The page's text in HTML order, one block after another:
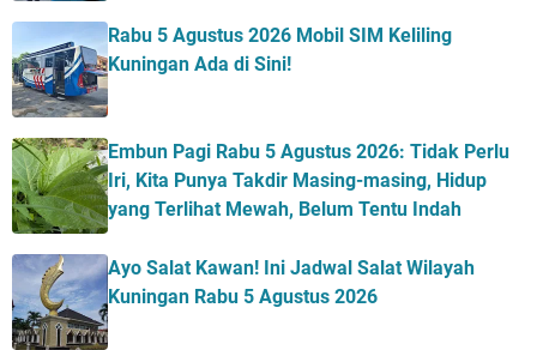
Rabu 5 Agustus 2026 Mobil SIM Keliling
Kuningan Ada di Sini!
Embun Pagi Rabu 5 Agustus 2026: Tidak Perlu
Iri, Kita Punya Takdir Masing-masing, Hidup
yang Terlihat Mewah, Belum Tentu Indah
Ayo Salat Kawan! Ini Jadwal Salat Wilayah
Kuningan Rabu 5 Agustus 2026